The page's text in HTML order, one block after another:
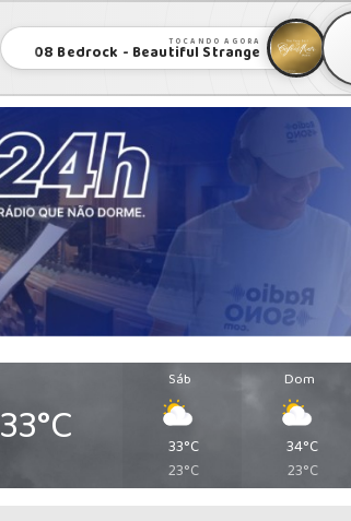
TOCANDO AGORA
08 Bedrock - Beautiful Strange
33°C
Sáb
33°C
23°C
Dom
34°C
23°C